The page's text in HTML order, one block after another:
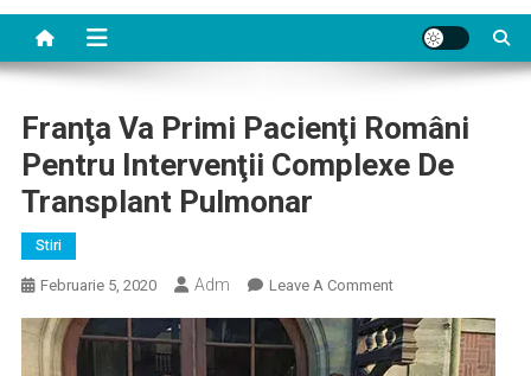
Franţa Va Primi Pacienţi Români
Pentru Intervenţii Complexe De
Transplant Pulmonar
Stiri
Februarie 5, 2020 Adm Leave A CommentOn
Va
Primi